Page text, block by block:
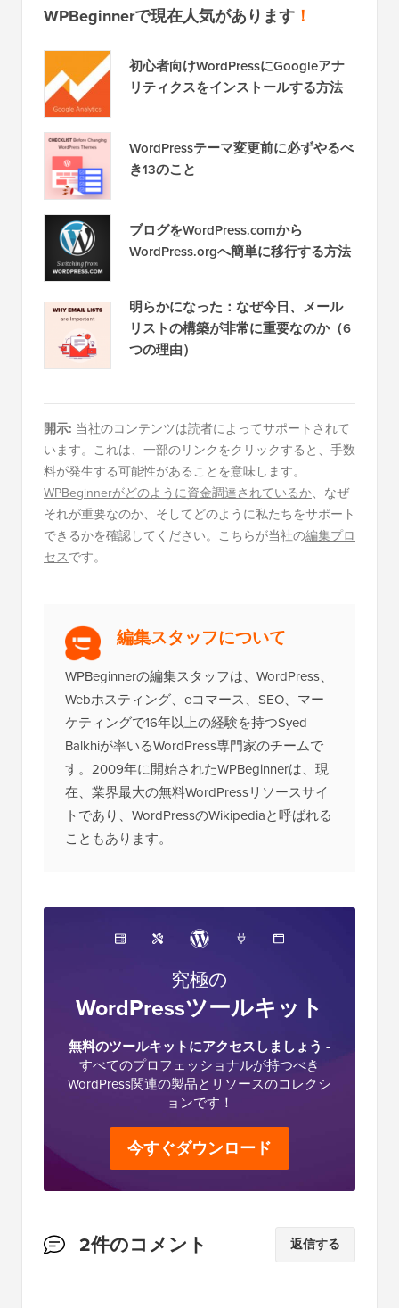
WPBeginnerで現在人気があります ！
初心者向けWordPressにGoogleアナ
リティクスをインストールする方法
WordPressテーマ変更前に必ずやるべ
き13のこと
ブログをWordPress.comから
WordPress.orgへ簡単に移行する方法
明らかになった：なぜ今日、メール
リストの構築が非常に重要なのか（6
つの理由）
開示: 当社のコンテンツは読者によってサポートされて
います。これは、一部のリンクをクリックすると、手数
料が発生する可能性があることを意味します。
WPBeginnerがどのように資金調達されているか、なぜ
それが重要なのか、そしてどのように私たちをサポート
できるかを確認してください。こちらが当社の編集プロ
セスです。
編集スタッフについて
WPBeginnerの編集スタッフは、WordPress、
Webホスティング、eコマース、SEO、マー
ケティングで16年以上の経験を持つSyed
Balkhiが率いるWordPress専門家のチームで
す。2009年に開始されたWPBeginnerは、現
在、業界最大の無料WordPressリソースサイ
トであり、WordPressのWikipediaと呼ばれる
こともあります。
究極の
WordPressツールキット
無料のツールキットにアクセスしましょう -
すべてのプロフェッショナルが持つべき
WordPress関連の製品とリソースのコレクシ
ョンです！
今すぐダウンロード
読
2件のコメント 返信する